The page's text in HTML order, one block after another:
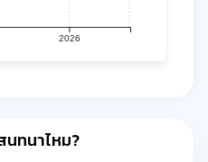
2026
นทนาไหม?